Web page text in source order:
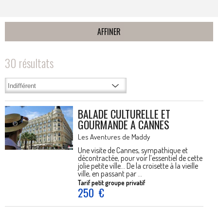
AFFINER
30 résultats
BALADE CULTURELLE ET
GOURMANDE A CANNES
Les Aventures de Maddy
Une visite de Cannes, sympathique et
décontractée, pour voir l’essentiel de cette
jolie petite ville… De la croisette à la vieille
ville, en passant par ...
Tarif petit groupe privatif
250 €